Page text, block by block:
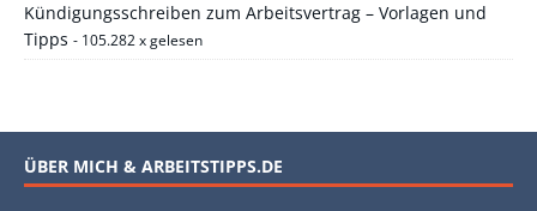
Kündigungsschreiben zum Arbeitsvertrag – Vorlagen und
Tipps - 105.282 x gelesen
ÜBER MICH & ARBEITSTIPPS.DE